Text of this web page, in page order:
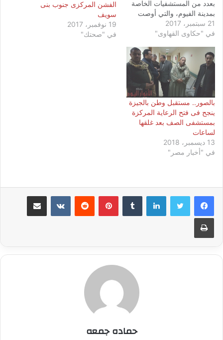
بعدد من المستشفيات الخاصة
بمدينة الفيوم، والتي أوصت
هيئة الرقابة الإدارية بغلقها،
خلال الأسابيع الماضية، بسبب
الرقابة الإدارية، مسئولين من
إدارة التفتيش الصيدلي، والعلاج
الحر، حيث تفقدت الحملة،
غرفة العناية المركزة، بإحدى
المستشفيات…
21 سبتمبر، 2017
في "حكاوى القهاوى"
الفشن المركزى جنوب بنى
سويف
19 نوفمبر، 2017
في "صحتك"
بالصور.. مستقبل وطن بالجيزة
ينجح فى فتح الرعاية المركزة
بمستشفى الصف بعد غلقها
لساعات
13 ديسمبر، 2018
في "أخبار مصر"
لينكدإن بينتيريست مشاركة عبر البريد
طباعة
حماده جمعه